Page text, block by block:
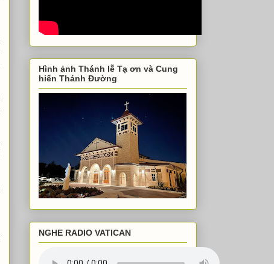
Hình ảnh Thánh lễ Tạ ơn và Cung
hiến Thánh Đường
NGHE RADIO VATICAN